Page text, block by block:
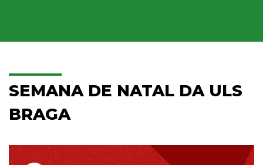
SEMANA DE NATAL DA ULS
BRAGA